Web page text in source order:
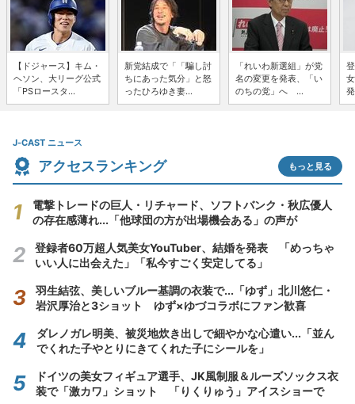
【ドジャース】キム・
ヘソン、大リーグ公式
「PSロースタ...
新党結成で「「騙し討
ちにあった気分」と怒
ったひろゆき妻...
「れいわ新選組」が党
名の変更を発表、「い
のちの党」へ ...
J-CAST ニュース
アクセスランキング もっと見る
電撃トレードの巨人・リチャード、ソフトバンク・秋広優人
の存在感薄れ...「他球団の方が出場機会ある」の声が
登録者60万超人気美女YouTuber、結婚を発表 「めっちゃ
いい人に出会えた」「私今すごく安定してる」
羽生結弦、美しいブルー基調の衣装で...「ゆず」北川悠仁・
岩沢厚治と3ショット ゆず×ゆづコラボにファン歓喜
ダレノガレ明美、被災地炊き出しで細やかな心遣い...「並ん
でくれた子やとりにきてくれた子にシールを」
ドイツの美女フィギュア選手、JK風制服＆ルーズソックス衣
装で「激カワ」ショット 「りくりゅう」アイスショーで